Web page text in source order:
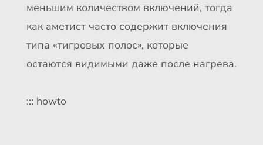
меньшим количеством включений, тогда
как аметист часто содержит включения
типа «тигровых полос», которые
остаются видимыми даже после нагрева.
::: howto